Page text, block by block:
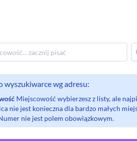
wyszukiwarce wg adresu:
Miejscowość wybierzesz z listy, ale
nie jest konieczna dla bardzo małych
nie jest polem obowiązkowym.